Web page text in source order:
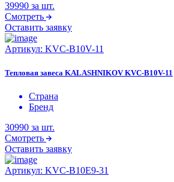
39990 за шт.
Смотреть
Оставить заявку
Артикул: KVС-B10V-11
Тепловая завеса KALASHNIKOV KVС-B10V-11
Страна
Бренд
30990 за шт.
Смотреть
Оставить заявку
Артикул: KVС-B10E9-31